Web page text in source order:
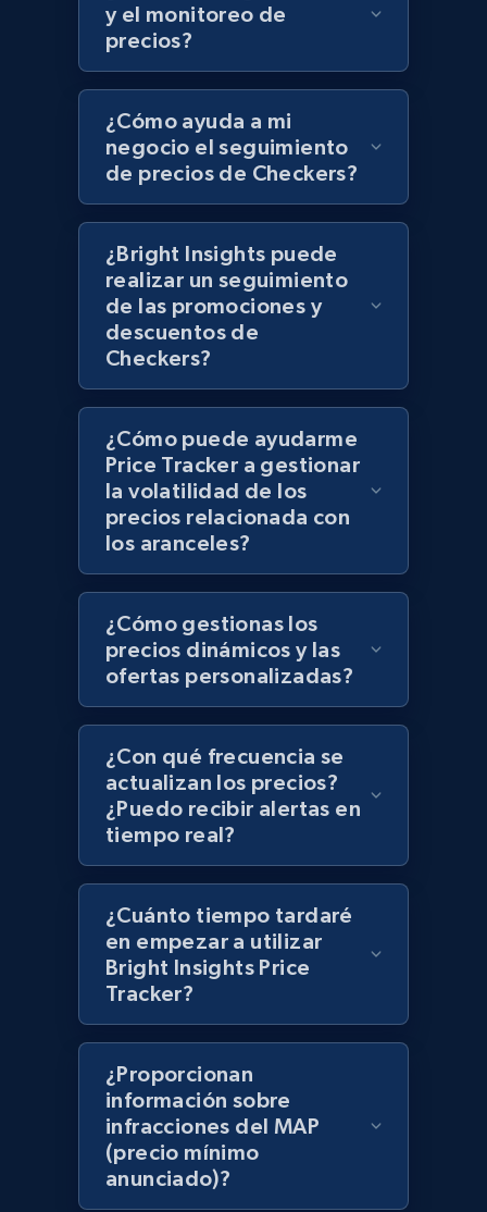
URL, Product id, Title, Product description,
Rating, Reviews count, Initial price, Discount,
and more.
1.3K+ 175+ Comenzar ahora
Zara - Products
Category id, Product id, Product name, Price,
Currency, Colour code, Colour, Description, and
1.2K+ 208+ Comenzar ahora
Zara - Products - discovery by category url
Category id, Product id, Product name, Price,
Currency, Colour code, Colour, Description, and
more.
1.2K+ 208+ Comenzar ahora
Best Buy products
URL, Product id, Title, Images, Final price,
Currency, Discount, Initial price, and more.
1.1K+ 149+ Comenzar ahora
Best Buy products - Collect data on
products using specified keywords
URL, Product id, Title, Images, Final price,
Currency, Discount, Initial price, and more.
y el monitoreo de
precios?
¿Cómo ayuda a mi
negocio el seguimiento
de precios de Checkers?
¿Bright Insights puede
realizar un seguimiento
de las promociones y
descuentos de
Checkers?
¿Cómo puede ayudarme
Price Tracker a gestionar
la volatilidad de los
precios relacionada con
los aranceles?
¿Cómo gestionas los
precios dinámicos y las
ofertas personalizadas?
¿Con qué frecuencia se
actualizan los precios?
¿Puedo recibir alertas en
tiempo real?
¿Cuánto tiempo tardaré
en empezar a utilizar
Bright Insights Price
Tracker?
¿Proporcionan
información sobre
infracciones del MAP
(precio mínimo
anunciado)?